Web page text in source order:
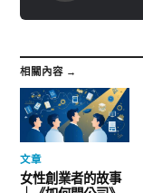
相關內容 →
文章
女性創業者的故事